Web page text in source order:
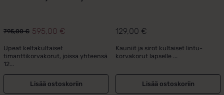
795,00€
Alkuperäinen
hinta
oli:
795,00 €.
595,00 €
Nykyinen
hinta
on:
595,00 €.
Upeat keltakultaiset
timanttikorvakorut, joissa yhteensä
12...
Lisää ostoskoriin
129,00 €
Kauniit ja sirot kultaiset lintu-
korvakorut lapselle ...
Lisää ostoskoriin